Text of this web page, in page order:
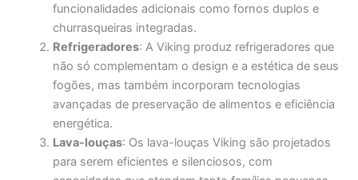
funcionalidades adicionais como fornos duplos e
churrasqueiras integradas.
Refrigeradores: A Viking produz refrigeradores que
não só complementam o design e a estética de seus
fogões, mas também incorporam tecnologias
avançadas de preservação de alimentos e eficiência
energética.
Lava-louças: Os lava-louças Viking são projetados
para serem eficientes e silenciosos, com